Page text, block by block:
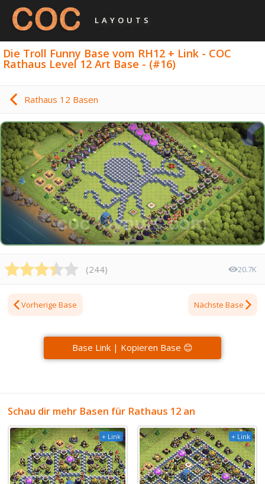
LAYOUTS
Die Troll Funny Base vom RH12 + Link - COC
Rathaus Level 12 Art Base - (#16)
Rathaus 12 Basen
(244) 20.7K
Vorherige Base Nächste Base
Base Link | Kopieren Base 😊
Schau dir mehr Basen für Rathaus 12 an
+ Link + Link